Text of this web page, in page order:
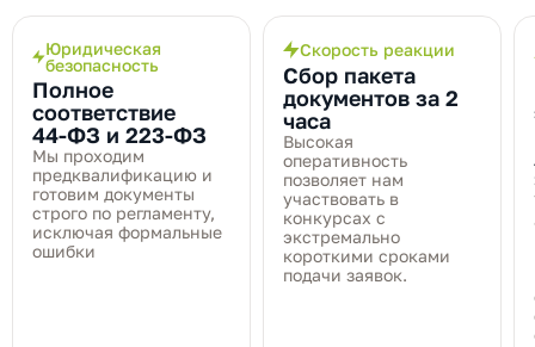
Юридическая
безопасность
Полное
соответствие
44‑ФЗ и 223‑ФЗ
Мы проходим
предквалификацию и
готовим документы
строго по регламенту,
исключая формальные
ошибки
Скорость реакции
Сбор пакета
документов за 2
часа
Высокая
оперативность
позволяет нам
участвовать в
конкурсах с
экстремально
короткими сроками
подачи заявок.